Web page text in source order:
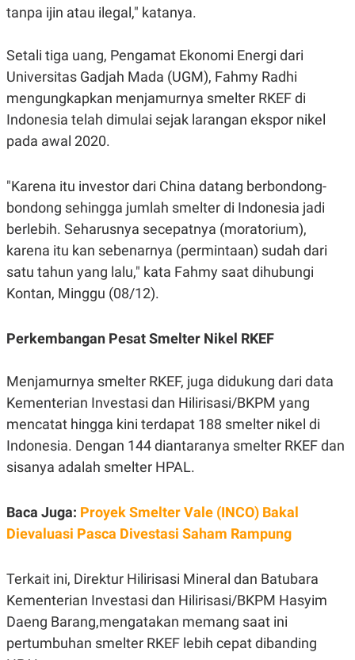
SITEMAPPROFILE TERM
OF
PEDOMAN
PEMBERITAAN
SIBER
PRIVACY
POLICY
tanpa ijin atau ilegal," katanya.
Setali tiga uang, Pengamat Ekonomi Energi dari
Universitas Gadjah Mada (UGM), Fahmy Radhi
mengungkapkan menjamurnya smelter RKEF di
Indonesia telah dimulai sejak larangan ekspor nikel
pada awal 2020.
"Karena itu investor dari China datang berbondong-
bondong sehingga jumlah smelter di Indonesia jadi
berlebih. Seharusnya secepatnya (moratorium),
karena itu kan sebenarnya (permintaan) sudah dari
satu tahun yang lalu," kata Fahmy saat dihubungi
Kontan, Minggu (08/12).
Perkembangan Pesat Smelter Nikel RKEF
Menjamurnya smelter RKEF, juga didukung dari data
Kementerian Investasi dan Hilirisasi/BKPM yang
mencatat hingga kini terdapat 188 smelter nikel di
Indonesia. Dengan 144 diantaranya smelter RKEF dan
sisanya adalah smelter HPAL.
Baca Juga: Proyek Smelter Vale (INCO) Bakal
Dievaluasi Pasca Divestasi Saham Rampung
Terkait ini, Direktur Hilirisasi Mineral dan Batubara
Kementerian Investasi dan Hilirisasi/BKPM Hasyim
Daeng Barang,mengatakan memang saat ini
pertumbuhan smelter RKEF lebih cepat dibanding